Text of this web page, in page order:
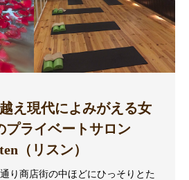
え現代によみがえる女
プライベートサロン
（リスン）
り商店街の中ほどにひっそりとた